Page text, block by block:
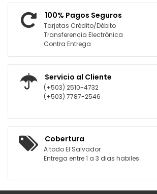
100% Pagos Seguros
Tarjetas Crédito/Débito
Transferencia Electrónica
Contra Entrega
Servicio al Cliente
(+503) 2510-4732
(+503) 7787-2546
Cobertura
A todo El Salvador
Entrega entre 1 a 3 dias habiles.